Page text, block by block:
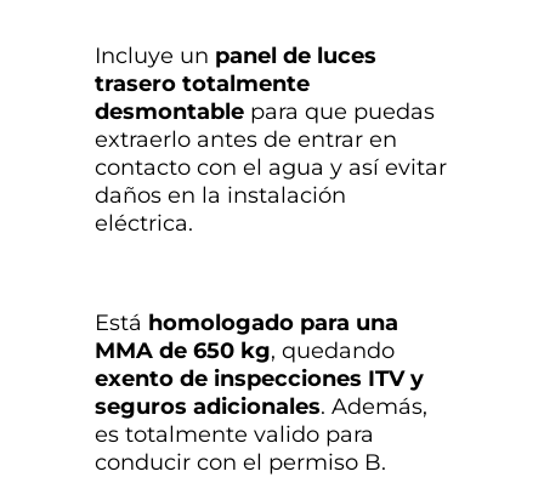
Incluye un panel de luces
trasero totalmente
desmontable para que puedas
extraerlo antes de entrar en
contacto con el agua y así evitar
daños en la instalación
eléctrica.
Está homologado para una
MMA de 650 kg, quedando
exento de inspecciones ITV y
seguros adicionales. Además,
es totalmente valido para
conducir con el permiso B.